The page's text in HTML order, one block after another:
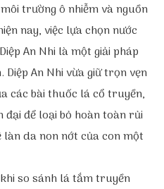
trường ô nhiễm và nguồn
nay, việc lựa chọn nước
An Nhi là một giải pháp
An Nhi vừa giữ trọn vẹn
các bài thuốc lá cổ truyền,
đại để loại bỏ hoàn toàn rủi
da non nớt của con một
so sánh lá tắm truyền